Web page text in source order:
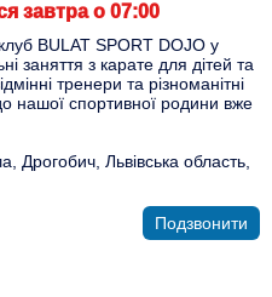
завтра о 07:00
BULAT SPORT DOJO у
заняття з карате для дітей та
тренери та різноманітні
нашої спортивної родини вже
Дрогобич, Львівська область,
Подзвонити